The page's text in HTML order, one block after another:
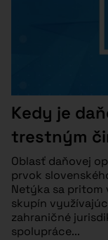
Kedy je
trestným
Oblasť daňovej
prvok
Netýka sa
skupín
zahraničné
spolupráce...